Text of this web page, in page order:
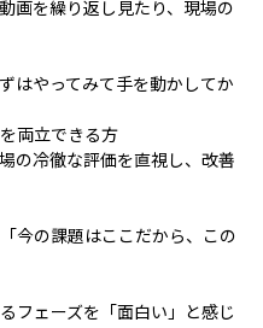
画を繰り返し見たり、現場の
はやってみて手を動かしてか
両立できる方
の冷徹な評価を直視し、改善
今の課題はここだから、この
フェーズを「面白い」と感じ